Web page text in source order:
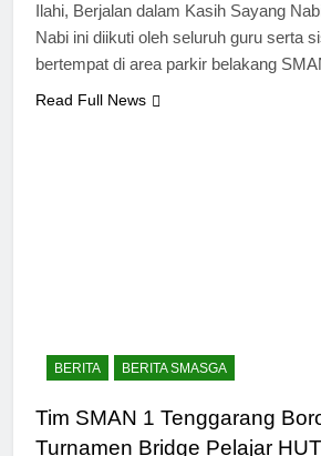
Ilahi, Berjalan dalam Kasih Sayang
Nabi ini diikuti oleh seluruh guru serta
bertempat di area parkir belakang
Read Full News
BERITA BERITA SMASGA
Tim SMAN 1 Tenggarang
Turnamen Bridge Pelajar